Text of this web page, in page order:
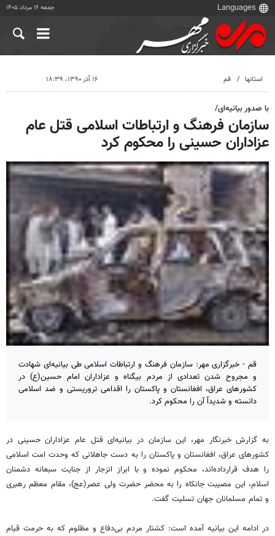
جمعه ۱۶ مرداد ۱۴۰۵
استانها قم ۱۶ آذر ۱۳۹۰، ۱۸:۳۹
با صدور بیانیه‌ای/
سازمان فرهنگ و ارتباطات اسلامی قتل عام
عزاداران حسینی را محکوم کرد
قم - خبرگزاری مهر: سازمان فرهنگ و ارتباطات اسلامی طی بیانیه‌ای شهادت
و مجروح شدن تعدادی از مردم بیگناه و عزاداران امام حسین(ع) در
کشورهای عراق، افغانستان و پاکستان را اقدامی تروریستی و ضد اسلامی
دانسته و شدیداً آن را محکوم کرد.
به گزارش خبرنگار مهر، این سازمان در بیانیه‌ای قتل عام عزاداران حسینی در
کشورهای عراق، افغانستان و پاکستان را به دست جاهلانی که وحدت امت اسلامی
را هدف قرارداده‌اند، محکوم نموده و با ابراز انزجار از جنایت سبعانه دشمنان
اسلام، این مصیبت جانکاه را به محضر حضرت ولی عصر(عج)، مقام معظم رهبری
و تمام مسلمانان جهان تسلیت گفت.
در ادامه این بیانیه آمده است: کشتار مردم بی‌دفاع و مظلوم که به حرمت قیام